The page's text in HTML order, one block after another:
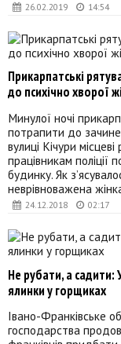
26.02.2019 14:54
24.12.2018 02:17
Прикарпатські
до психічно хворої
Минулої ночі
потрапити до
вулиці Кічури
працівникам
будинку. Як
неврівноважена
Не рубати, а садити:
ялинки у горщиках
Івано-Франківське
господарства